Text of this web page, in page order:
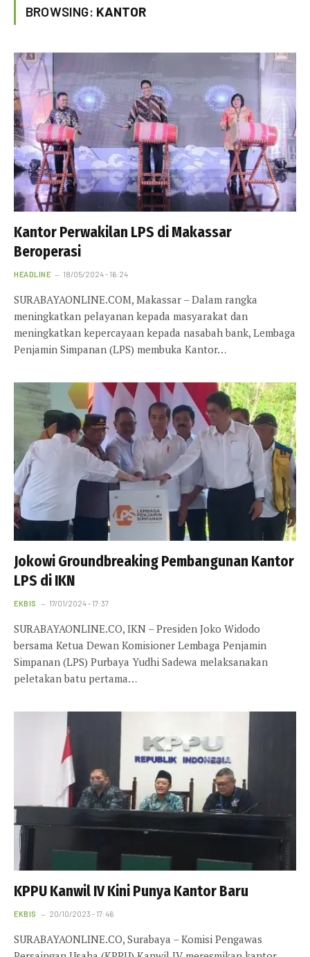
BROWSING: KANTOR
Kantor Perwakilan LPS di Makassar
Beroperasi
HEADLINE 18/05/2024 - 16:24
SURABAYAONLINE.COM, Makassar – Dalam rangka
meningkatkan pelayanan kepada masyarakat dan
meningkatkan kepercayaan kepada nasabah bank, Lembaga
Penjamin Simpanan (LPS) membuka Kantor…
Jokowi Groundbreaking Pembangunan Kantor
LPS di IKN
EKBIS 17/01/2024 - 17:37
SURABAYAONLINE.CO, IKN – Presiden Joko Widodo
bersama Ketua Dewan Komisioner Lembaga Penjamin
Simpanan (LPS) Purbaya Yudhi Sadewa melaksanakan
peletakan batu pertama…
KPPU Kanwil IV Kini Punya Kantor Baru
EKBIS 20/10/2023 - 17:46
SURABAYAONLINE.CO, Surabaya – Komisi Pengawas